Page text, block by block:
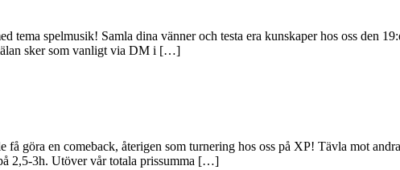
tema spelmusik! Samla dina vänner och testa era kunskaper hos oss den
sker som vanligt via DM i […]
få göra en comeback, återigen som turnering hos oss på XP! Tävla mot
2,5-3h. Utöver vår totala prissumma […]